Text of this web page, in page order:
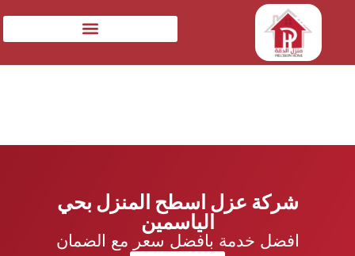
شركة عزل اسطح المنزل بحي
الياسمين
افضل خدمة بافضل سعر مع الضمان